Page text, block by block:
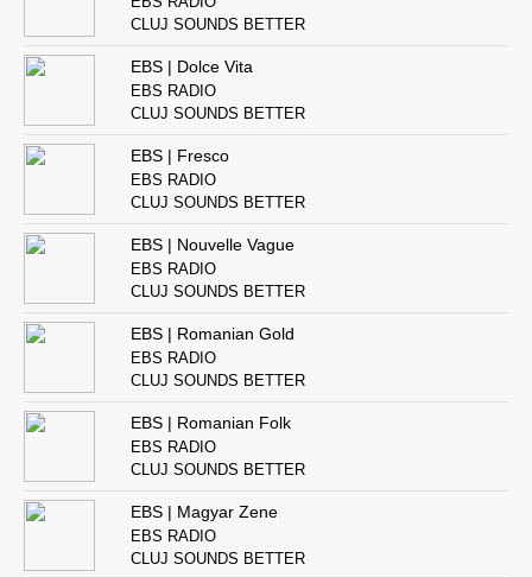
CLUJ SOUNDS BETTER
EBS | Dolce Vita
EBS RADIO
CLUJ SOUNDS BETTER
EBS | Fresco
EBS RADIO
CLUJ SOUNDS BETTER
EBS | Nouvelle Vague
EBS RADIO
CLUJ SOUNDS BETTER
EBS | Romanian Gold
EBS RADIO
CLUJ SOUNDS BETTER
EBS | Romanian Folk
EBS RADIO
CLUJ SOUNDS BETTER
EBS | Magyar Zene
EBS RADIO
CLUJ SOUNDS BETTER